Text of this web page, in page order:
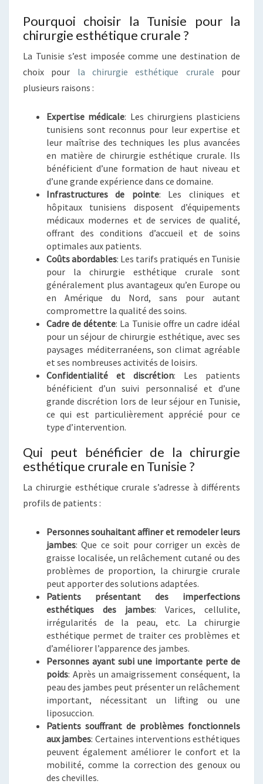
Pourquoi choisir la Tunisie pour la
chirurgie esthétique crurale ?
La Tunisie s’est imposée comme une destination de
choix pour la chirurgie esthétique crurale pour
plusieurs raisons :
Expertise médicale: Les chirurgiens plasticiens
tunisiens sont reconnus pour leur expertise et
leur maîtrise des techniques les plus avancées
en matière de chirurgie esthétique crurale. Ils
bénéficient d’une formation de haut niveau et
d’une grande expérience dans ce domaine.
Infrastructures de pointe: Les cliniques et
hôpitaux tunisiens disposent d’équipements
médicaux modernes et de services de qualité,
offrant des conditions d’accueil et de soins
optimales aux patients.
Coûts abordables: Les tarifs pratiqués en Tunisie
pour la chirurgie esthétique crurale sont
généralement plus avantageux qu’en Europe ou
en Amérique du Nord, sans pour autant
compromettre la qualité des soins.
Cadre de détente: La Tunisie offre un cadre idéal
pour un séjour de chirurgie esthétique, avec ses
paysages méditerranéens, son climat agréable
et ses nombreuses activités de loisirs.
Confidentialité et discrétion: Les patients
bénéficient d’un suivi personnalisé et d’une
grande discrétion lors de leur séjour en Tunisie,
ce qui est particulièrement apprécié pour ce
type d’intervention.
Qui peut bénéficier de la chirurgie
esthétique crurale en Tunisie ?
La chirurgie esthétique crurale s’adresse à différents
profils de patients :
Personnes souhaitant affiner et remodeler leurs
jambes: Que ce soit pour corriger un excès de
graisse localisée, un relâchement cutané ou des
problèmes de proportion, la chirurgie crurale
peut apporter des solutions adaptées.
Patients présentant des imperfections
esthétiques des jambes: Varices, cellulite,
irrégularités de la peau, etc. La chirurgie
esthétique permet de traiter ces problèmes et
d’améliorer l’apparence des jambes.
Personnes ayant subi une importante perte de
poids: Après un amaigrissement conséquent, la
peau des jambes peut présenter un relâchement
important, nécessitant un lifting ou une
liposuccion.
Patients souffrant de problèmes fonctionnels
aux jambes: Certaines interventions esthétiques
peuvent également améliorer le confort et la
mobilité, comme la correction des genoux ou
des chevilles.